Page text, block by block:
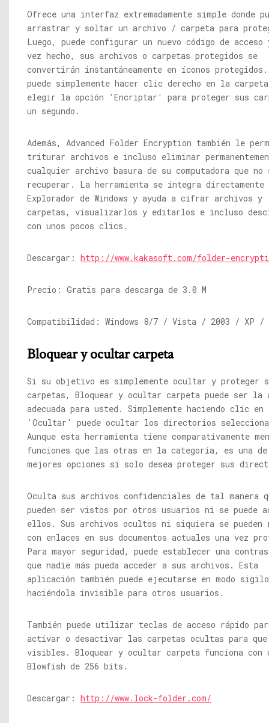
Ofrece una interfaz extremadamente simple donde
arrastrar y soltar un archivo / carpeta para
Luego, puede configurar un nuevo código de acceso
vez hecho, sus archivos o carpetas protegidos se
convertirán instantáneamente en íconos protegidos.
puede simplemente hacer clic derecho en la
elegir la opción 'Encriptar' para proteger sus
un segundo.
Además, Advanced Folder Encryption también le
triturar archivos e incluso eliminar
cualquier archivo basura de su computadora que no
recuperar. La herramienta se integra directamente
Explorador de Windows y ayuda a cifrar archivos y
carpetas, visualizarlos y editarlos e incluso
con unos pocos clics.
Descargar: http://www.kakasoft.com/folder-
Precio: Gratis para descarga de 3.0 M
Compatibilidad: Windows 8/7 / Vista / 2003 / XP /
Bloquear y ocultar carpeta
Si su objetivo es simplemente ocultar y proteger
carpetas, Bloquear y ocultar carpeta puede ser la
adecuada para usted. Simplemente haciendo clic
'Ocultar' puede ocultar los directorios
Aunque esta herramienta tiene comparativamente
funciones que las otras en la categoría, es una
mejores opciones si solo desea proteger sus
Oculta sus archivos confidenciales de tal manera
pueden ser vistos por otros usuarios ni se puede
ellos. Sus archivos ocultos ni siquiera se pueden
con enlaces en sus documentos actuales una vez
Para mayor seguridad, puede establecer una
que nadie más pueda acceder a sus archivos. Esta
aplicación también puede ejecutarse en modo
haciéndola invisible para otros usuarios.
También puede utilizar teclas de acceso rápido
activar o desactivar las carpetas ocultas para que
visibles. Bloquear y ocultar carpeta funciona con
Blowfish de 256 bits.
Descargar: http://www.lock-folder.com/